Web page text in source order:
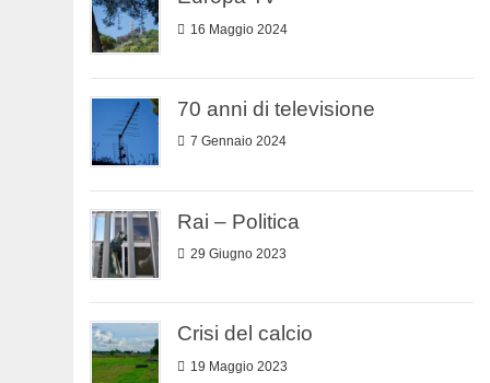
16 Maggio 2024
70 anni di televisione
7 Gennaio 2024
Rai – Politica
29 Giugno 2023
Crisi del calcio
19 Maggio 2023